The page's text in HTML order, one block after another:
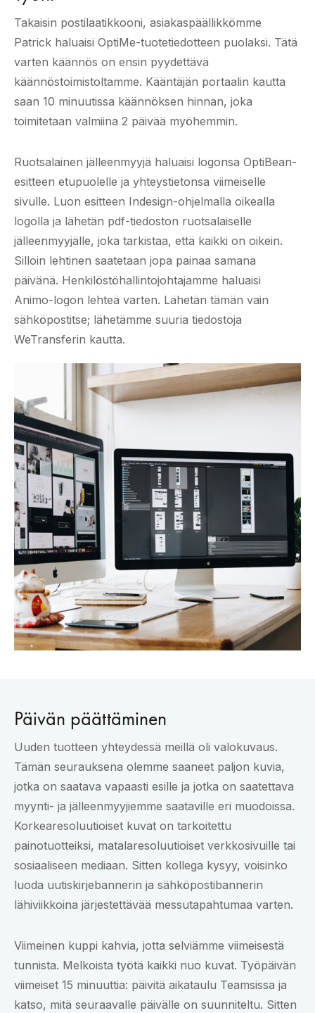
Takaisin postilaatikkooni, asiakaspäällikkömme
Patrick haluaisi OptiMe-tuotetiedotteen puolaksi. Tätä
varten käännös on ensin pyydettävä
käännöstoimistoltamme. Kääntäjän portaalin kautta
saan 10 minuutissa käännöksen hinnan, joka
toimitetaan valmiina 2 päivää myöhemmin.
Ruotsalainen jälleenmyyjä haluaisi logonsa OptiBean-
esitteen etupuolelle ja yhteystietonsa viimeiselle
sivulle. Luon esitteen Indesign-ohjelmalla oikealla
logolla ja lähetän pdf-tiedoston ruotsalaiselle
jälleenmyyjälle, joka tarkistaa, että kaikki on oikein.
Silloin lehtinen saatetaan jopa painaa samana
päivänä. Henkilöstöhallintojohtajamme haluaisi
Animo-logon lehteä varten. Lähetän tämän vain
sähköpostitse; lähetämme suuria tiedostoja
WeTransferin kautta.
Päivän päättäminen
Uuden tuotteen yhteydessä meillä oli valokuvaus.
Tämän seurauksena olemme saaneet paljon kuvia,
jotka on saatava vapaasti esille ja jotka on saatettava
myynti- ja jälleenmyyjiemme saataville eri muodoissa.
Korkearesoluutioiset kuvat on tarkoitettu
painotuotteiksi, matalaresoluutioiset verkkosivuille tai
sosiaaliseen mediaan. Sitten kollega kysyy, voisinko
luoda uutiskirjebannerin ja sähköpostibannerin
lähiviikkoina järjestettävää messutapahtumaa varten.
Viimeinen kuppi kahvia, jotta selviämme viimeisestä
tunnista. Melkoista työtä kaikki nuo kuvat. Työpäivän
viimeiset 15 minuuttia: päivitä aikataulu Teamsissa ja
katso, mitä seuraavalle päivälle on suunniteltu. Sitten